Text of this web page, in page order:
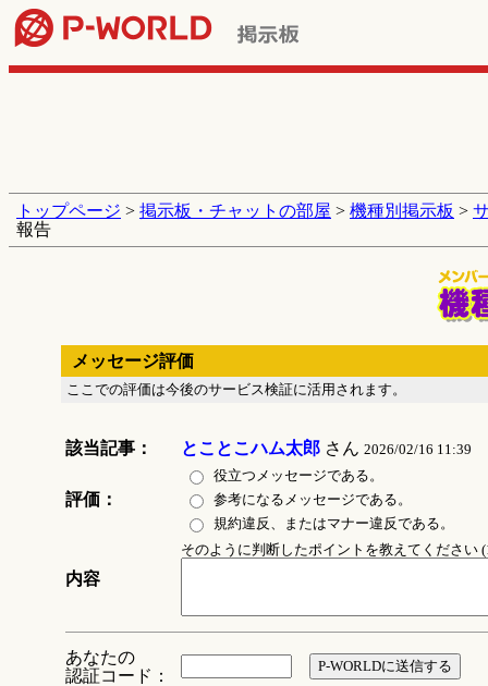
トップページ > 掲示板・チャットの部屋 > 機種別掲示板 >
報告
メッセージ評価
ここでの評価は今後のサービス検証に活用されます。
該当記事： とことこハム太郎さん 2026/02/16 11:39
評価：
役立つメッセージである。
参考になるメッセージである。
規約違反、またはマナー違反である。
内容
そのように判断したポイントを教えてください
あなたの
認証コード：